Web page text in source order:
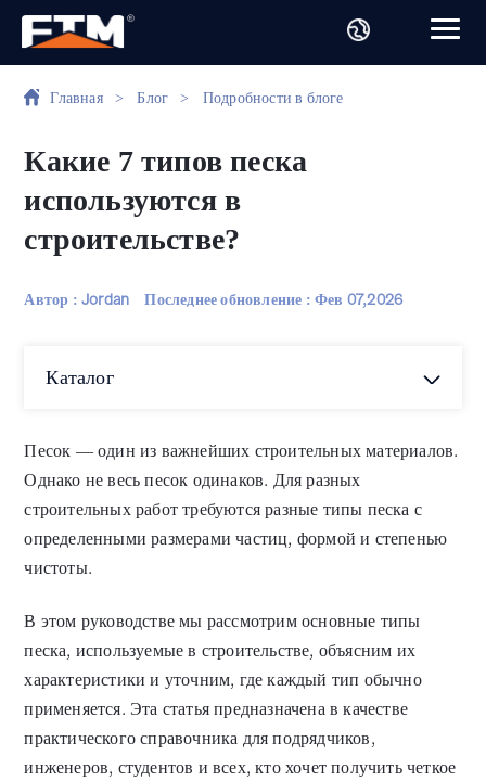
Главная > Блог > Подробности в блоге
Какие 7 типов песка
используются в
строительстве?
Автор : Jordan Последнее обновление :Фев 07,2026
Каталог
Песок — один из важнейших строительных материалов.
Однако не весь песок одинаков. Для разных
строительных работ требуются разные типы песка с
определенными размерами частиц, формой и степенью
чистоты.
В этом руководстве мы рассмотрим основные типы
песка, используемые в строительстве, объясним их
характеристики и уточним, где каждый тип обычно
применяется. Эта статья предназначена в качестве
практического справочника для подрядчиков,
инженеров, студентов и всех, кто хочет получить четкое